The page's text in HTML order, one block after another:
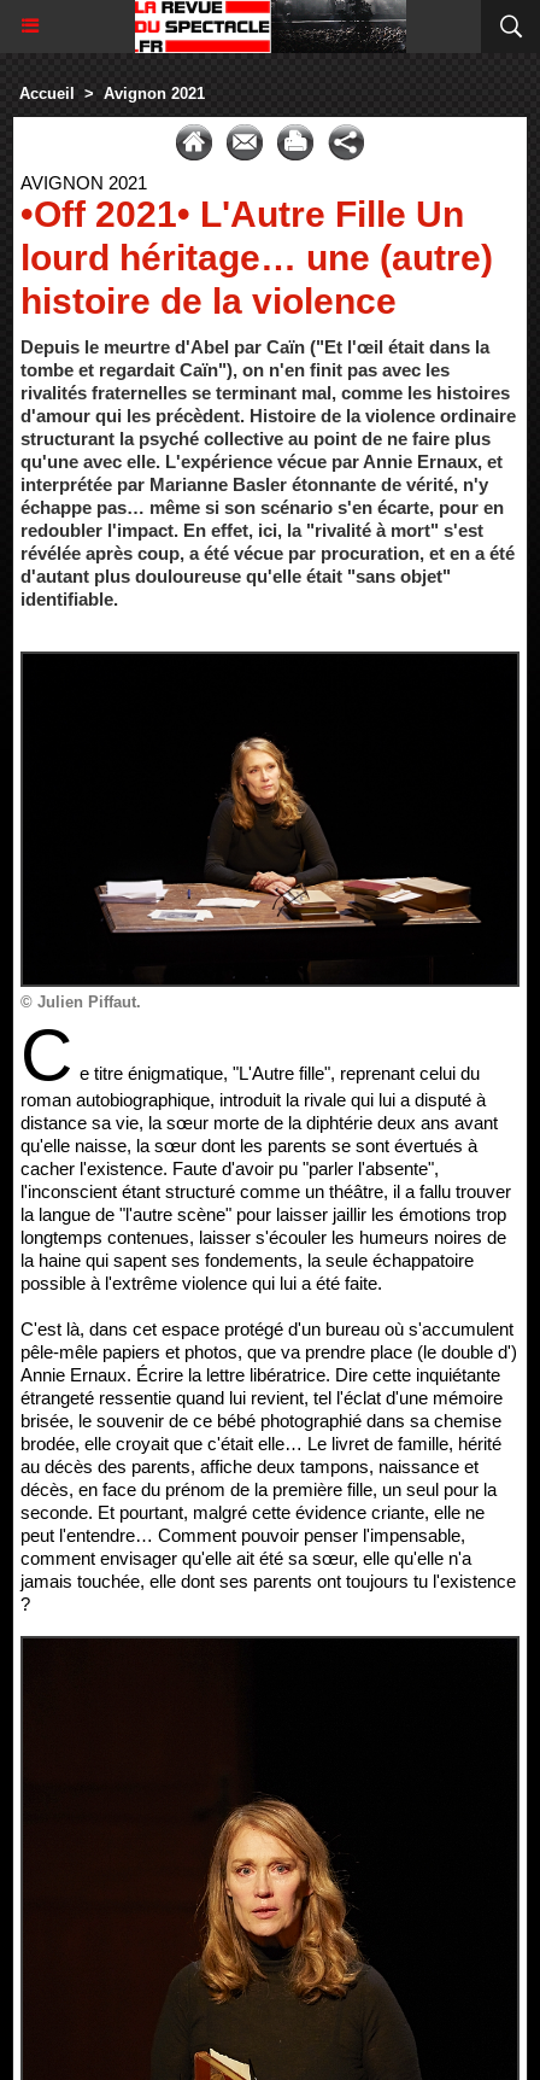
Accueil > Avignon 2021
AVIGNON 2021
•Off 2021• L'Autre Fille Un
lourd héritage… une (autre)
histoire de la violence
Depuis le meurtre d'Abel par Caïn ("Et l'œil était dans la
tombe et regardait Caïn"), on n'en finit pas avec les
rivalités fraternelles se terminant mal, comme les histoires
d'amour qui les précèdent. Histoire de la violence ordinaire
structurant la psyché collective au point de ne faire plus
qu'une avec elle. L'expérience vécue par Annie Ernaux, et
interprétée par Marianne Basler étonnante de vérité, n'y
échappe pas… même si son scénario s'en écarte, pour en
redoubler l'impact. En effet, ici, la "rivalité à mort" s'est
révélée après coup, a été vécue par procuration, et en a été
d'autant plus douloureuse qu'elle était "sans objet"
identifiable.
© Julien Piffaut.
C e titre énigmatique, "L'Autre fille", reprenant celui du
roman autobiographique, introduit la rivale qui lui a disputé à
distance sa vie, la sœur morte de la diphtérie deux ans avant
qu'elle naisse, la sœur dont les parents se sont évertués à
cacher l'existence. Faute d'avoir pu "parler l'absente",
l'inconscient étant structuré comme un théâtre, il a fallu trouver
la langue de "l'autre scène" pour laisser jaillir les émotions trop
longtemps contenues, laisser s'écouler les humeurs noires de
la haine qui sapent ses fondements, la seule échappatoire
possible à l'extrême violence qui lui a été faite.
C'est là, dans cet espace protégé d'un bureau où s'accumulent
pêle-mêle papiers et photos, que va prendre place (le double d')
Annie Ernaux. Écrire la lettre libératrice. Dire cette inquiétante
étrangeté ressentie quand lui revient, tel l'éclat d'une mémoire
brisée, le souvenir de ce bébé photographié dans sa chemise
brodée, elle croyait que c'était elle… Le livret de famille, hérité
au décès des parents, affiche deux tampons, naissance et
décès, en face du prénom de la première fille, un seul pour la
seconde. Et pourtant, malgré cette évidence criante, elle ne
peut l'entendre… Comment pouvoir penser l'impensable,
comment envisager qu'elle ait été sa sœur, elle qu'elle n'a
jamais touchée, elle dont ses parents ont toujours tu l'existence
?